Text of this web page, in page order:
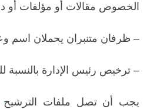
الخصوص مقالات أو مؤلفات أو
– ظرفان متنبران يحملان اسم
– ترخيص رئيس الإدارة بالنسبة
يجب أن تصل ملفات الترشيح